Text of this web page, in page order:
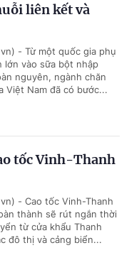
liên kết và
- Từ một quốc gia phụ
lớn vào sữa bột nhập
nguyên, ngành chăn
Việt Nam đã có bước...
tốc Vinh-Thanh
- Cao tốc Vinh-Thanh
thành sẽ rút ngắn thời
từ cửa khẩu Thanh
đô thị và cảng biển...